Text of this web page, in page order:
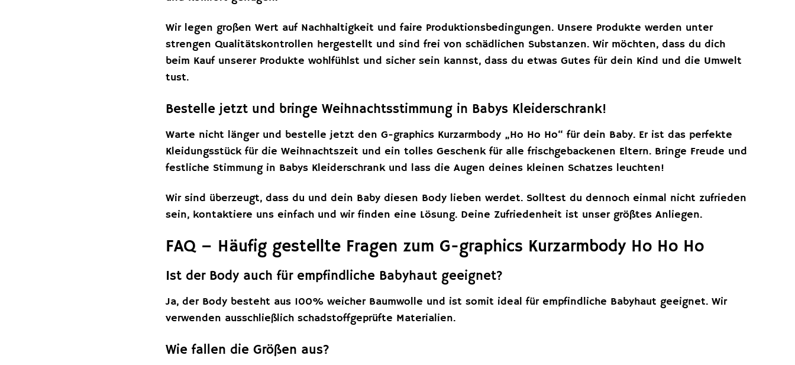
Wir legen großen Wert auf Nachhaltigkeit und faire Produktionsbedingungen. Unsere Produkte werden unter
strengen Qualitätskontrollen hergestellt und sind frei von schädlichen Substanzen. Wir möchten, dass du dich
beim Kauf unserer Produkte wohlfühlst und sicher sein kannst, dass du etwas Gutes für dein Kind und die Umwelt
tust.
Bestelle jetzt und bringe Weihnachtsstimmung in Babys Kleiderschrank!
Warte nicht länger und bestelle jetzt den G-graphics Kurzarmbody „Ho Ho Ho“ für dein Baby. Er ist das perfekte
Kleidungsstück für die Weihnachtszeit und ein tolles Geschenk für alle frischgebackenen Eltern. Bringe Freude und
festliche Stimmung in Babys Kleiderschrank und lass die Augen deines kleinen Schatzes leuchten!
Wir sind überzeugt, dass du und dein Baby diesen Body lieben werdet. Solltest du dennoch einmal nicht zufrieden
sein, kontaktiere uns einfach und wir finden eine Lösung. Deine Zufriedenheit ist unser größtes Anliegen.
FAQ – Häufig gestellte Fragen zum G-graphics Kurzarmbody Ho Ho Ho
Ist der Body auch für empfindliche Babyhaut geeignet?
Ja, der Body besteht aus 100% weicher Baumwolle und ist somit ideal für empfindliche Babyhaut geeignet. Wir
verwenden ausschließlich schadstoffgeprüfte Materialien.
Wie fallen die Größen aus?